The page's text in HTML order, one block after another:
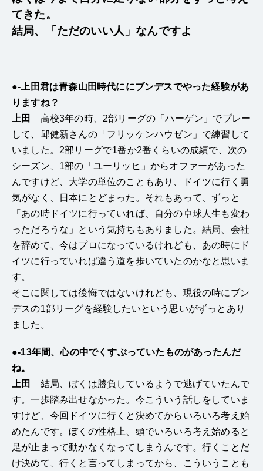
てきた。
結局、「ただのいい人」なんですよ
●-上田君は青森山田時代ににブンデスでやった経験があ
りますね？
上田
高校3年の時、2部リーグの「ハーゲン」でプレー
して、邱健新さんの「フリッケンハウゼン」で練習して
いました。2部リーグで1番か2番くらいの成績で、次の
シーズン、1部の「ユーリッヒ」からオファーがあった
んですけど、大学の単位のこともあり、ドイツに行く勇
気がなく、日本にとどまった。それもあって、ずっと
「あの時ドイツに行っていれば、自分の卓球人生も変わ
っただろうな」という気持ちもありました。結局、会社
を辞めて、今はプロになっているけれども、あの時にド
イツに行っていれば違う道を歩いていたのかなと思いま
す。
そこに関しては後悔ではないけれども、現役の時にブン
デスの1部リーグを経験したいという思いがずっとあり
ました。
●-13年間、心の中でくすぶっていたものがあったんだ
ね。
上田
結局、ぼくは勝負しているようで逃げていたんで
す。一歩踏み出せなかった。今こういう話しをしていま
すけど、今回ドイツに行くと決めてからいろいろ考え始
めたんです。ぼくの性格上、頭でいろいろ考え始めると
足が止まって動かなくなってしまうんです。行くことだ
け決めて、行くと言ってしまってから、こういうことも